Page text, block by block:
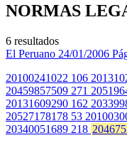
NORMAS
6 resultados
El Peruano 24/01/2006
20100241022 106
20459857509 271
20131609290 162
20527178178 53
20340051689 218